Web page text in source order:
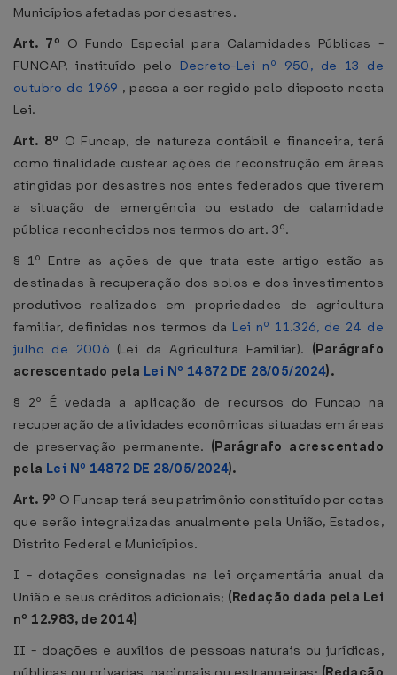
Municípios afetadas por desastres.
Art. 7º O Fundo Especial para Calamidades Públicas -
FUNCAP, instituído pelo Decreto-Lei nº 950, de 13 de
outubro de 1969 , passa a ser regido pelo disposto nesta
Lei.
Art. 8º O Funcap, de natureza contábil e financeira, terá
como finalidade custear ações de reconstrução em áreas
atingidas por desastres nos entes federados que tiverem
a situação de emergência ou estado de calamidade
pública reconhecidos nos termos do art. 3º.
§ 1º Entre as ações de que trata este artigo estão as
destinadas à recuperação dos solos e dos investimentos
produtivos realizados em propriedades de agricultura
familiar, definidas nos termos da Lei nº 11.326, de 24 de
julho de 2006 (Lei da Agricultura Familiar). (Parágrafo
acrescentado pela Lei Nº 14872 DE 28/05/2024).
§ 2º É vedada a aplicação de recursos do Funcap na
recuperação de atividades econômicas situadas em áreas
de preservação permanente. (Parágrafo acrescentado
pela Lei Nº 14872 DE 28/05/2024).
Art. 9º O Funcap terá seu patrimônio constituído por cotas
que serão integralizadas anualmente pela União, Estados,
Distrito Federal e Municípios.
I - dotações consignadas na lei orçamentária anual da
União e seus créditos adicionais; (Redação dada pela Lei
nº 12.983, de 2014)
II - doações e auxílios de pessoas naturais ou jurídicas,